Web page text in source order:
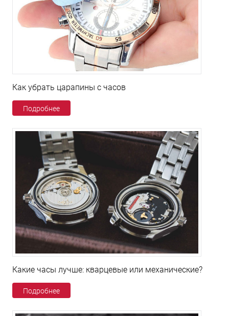
Как убрать царапины с часов
Подробнее
Какие часы лучше: кварцевые или механические?
Подробнее